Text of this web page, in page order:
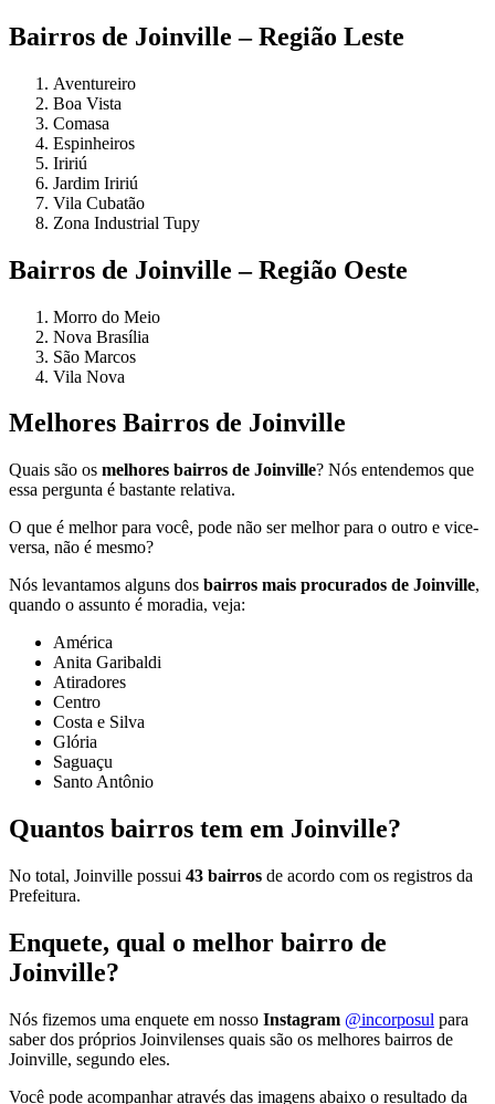
Bairros de Joinville – Região Leste
Aventureiro
Boa Vista
Comasa
Espinheiros
Iririú
Jardim Iririú
Vila Cubatão
Zona Industrial Tupy
Bairros de Joinville – Região Oeste
Morro do Meio
Nova Brasília
São Marcos
Vila Nova
Melhores Bairros de Joinville
Quais são os melhores bairros de Joinville? Nós entendemos que
essa pergunta é bastante relativa.
O que é melhor para você, pode não ser melhor para o outro e vice-
versa, não é mesmo?
Nós levantamos alguns dos bairros mais procurados de Joinville,
quando o assunto é moradia, veja:
América
Anita Garibaldi
Atiradores
Centro
Costa e Silva
Glória
Saguaçu
Santo Antônio
Quantos bairros tem em Joinville?
No total, Joinville possui 43 bairros de acordo com os registros da
Prefeitura.
Enquete, qual o melhor bairro de
Joinville?
Nós fizemos uma enquete em nosso Instagram @incorposul para
saber dos próprios Joinvilenses quais são os melhores bairros de
Joinville, segundo eles.
Você pode acompanhar através das imagens abaixo o resultado da